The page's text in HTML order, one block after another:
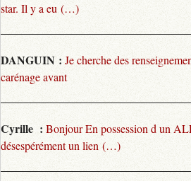
star. Il y a eu (…)
DANGUIN : Je cherche des
carénage avant
Cyrille : Bonjour En possession d un
désespérément un lien (…)